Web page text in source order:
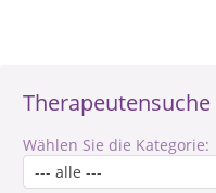
Therapeutensuche
Wählen Sie die Kategorie: